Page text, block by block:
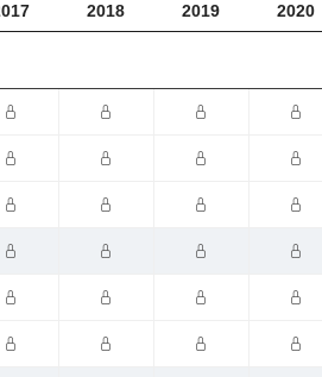
2018 2019 2020